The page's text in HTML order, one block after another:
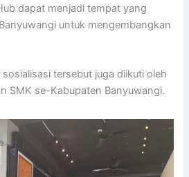
dapat menjadi tempat yang
untuk mengembangkan
tersebut juga diikuti oleh
SMK se-Kabupaten Banyuwangi.